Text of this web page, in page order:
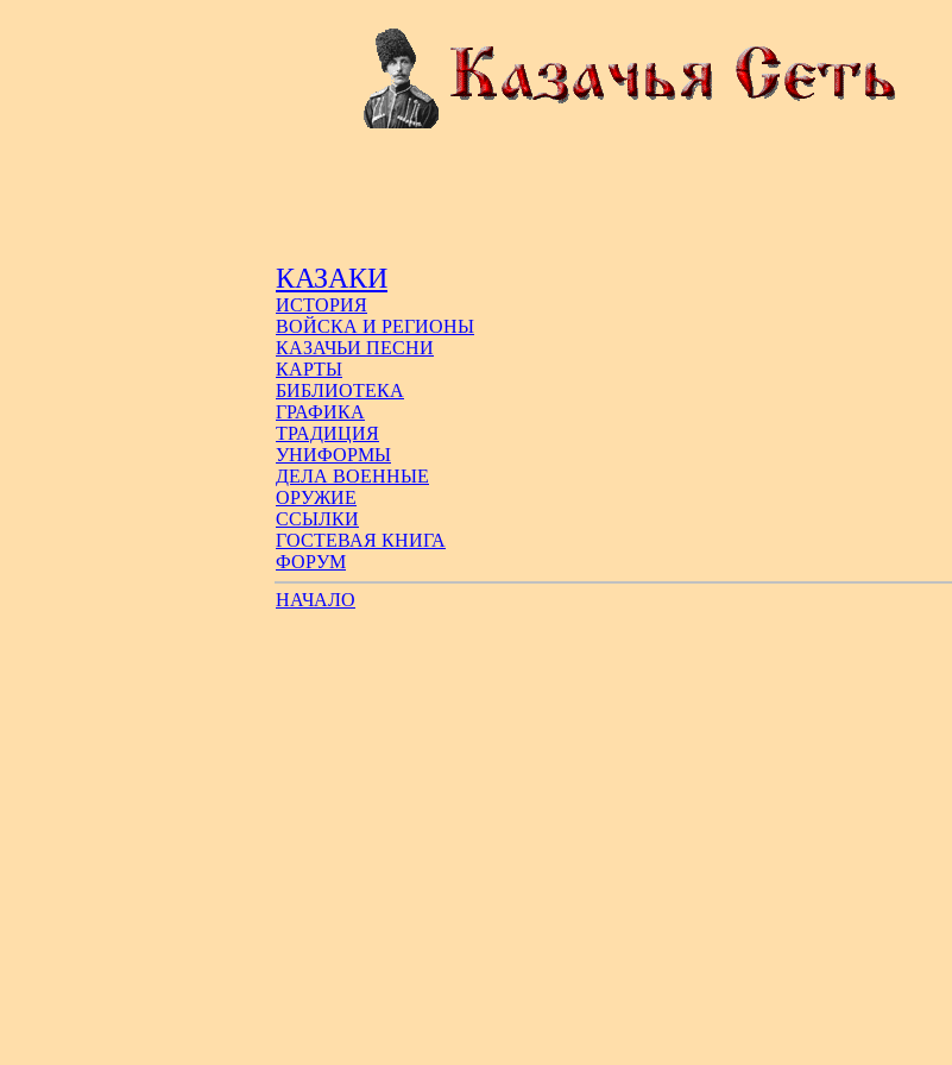
КАЗАКИ
ИСТОРИЯ
ВОЙСКА И РЕГИОНЫ
КАЗАЧЬИ ПЕСНИ
КАРТЫ
БИБЛИОТЕКА
ГРАФИКА
ТРАДИЦИЯ
УНИФОРМЫ
ДЕЛА ВОЕННЫЕ
ОРУЖИЕ
ССЫЛКИ
ГОСТЕВАЯ КНИГА
ФОРУМ
НАЧАЛО